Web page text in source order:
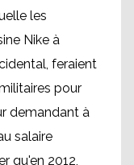
les
Nike à
feraient
pour
demandant à
salaire
qu'en 2012,